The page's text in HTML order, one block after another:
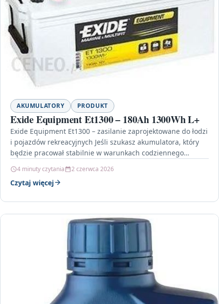
AKUMULATORY PRODUKT
Exide Equipment Et1300 – 180Ah 1300Wh L+
Exide Equipment Et1300 – zasilanie zaprojektowane do łodzi
i pojazdów rekreacyjnych Jeśli szukasz akumulatora, który
będzie pracował stabilnie w warunkach codziennego
4 minuty czytania 2 czerwca 2026
Czytaj więcej